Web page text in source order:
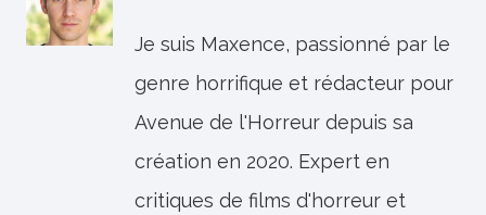
Je suis Maxence, passionné par le
genre horrifique et rédacteur pour
Avenue de l'Horreur depuis sa
création en 2020. Expert en
critiques de films d'horreur et